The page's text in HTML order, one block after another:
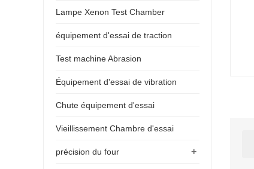
Lampe Xenon Test Chamber
équipement d'essai de traction
Test machine Abrasion
Équipement d'essai de vibration
Chute équipement d'essai
Vieillissement Chambre d'essai
+
précision du four